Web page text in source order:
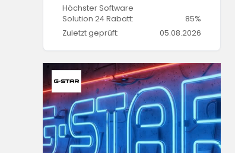
Höchster Software
Solution 24 Rabatt:
85%
Zuletzt geprüft:
05.08.2026